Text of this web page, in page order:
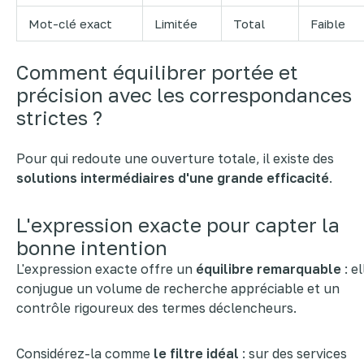
Mot-clé exact Limitée Total Faible
Comment équilibrer portée et
précision avec les correspondances
strictes ?
Pour qui redoute une ouverture totale, il existe des
solutions intermédiaires d'une grande efficacité.
L'expression exacte pour capter la
bonne intention
L'expression exacte offre un équilibre remarquable :
conjugue un volume de recherche appréciable et un
contrôle rigoureux des termes déclencheurs.
Considérez-la comme le filtre idéal : sur des services